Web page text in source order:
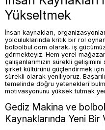
Yükseltmek
İnsan kaynakları,
yolculuklarında kritik bir rol
bolbolbul.com olarak, iş
görmekteyiz. Hem yerel
çalışanlarımızın sürekli
şirket kültürünü güçlendirmek
sürekli olarak yeniliyoruz.
temelinde doğru yetenekleri
motivasyonunu yüksek tutmak
Gediz Makina ve
Kaynaklarında Yeni Bir